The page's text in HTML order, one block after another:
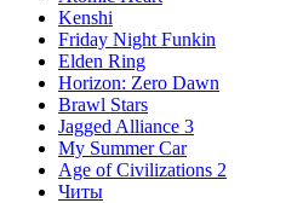
Kenshi
Friday Night Funkin
Elden Ring
Horizon: Zero Dawn
Brawl Stars
Jagged Alliance 3
My Summer Car
Age of Civilizations 2
Читы